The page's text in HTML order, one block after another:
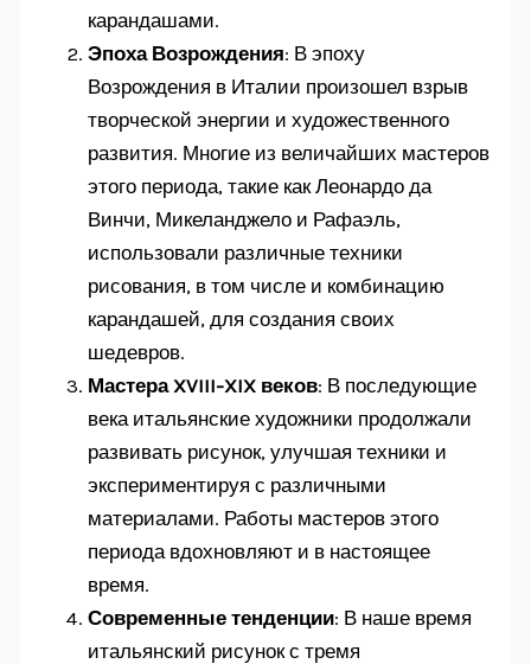
карандашами.
Эпоха Возрождения: В эпоху
Возрождения в Италии произошел взрыв
творческой энергии и художественного
развития. Многие из величайших мастеров
этого периода, такие как Леонардо да
Винчи, Микеланджело и Рафаэль,
использовали различные техники
рисования, в том числе и комбинацию
карандашей, для создания своих
шедевров.
Мастера XVIII-XIX веков: В последующие
века итальянские художники продолжали
развивать рисунок, улучшая техники и
экспериментируя с различными
материалами. Работы мастеров этого
периода вдохновляют и в настоящее
время.
Современные тенденции: В наше время
итальянский рисунок с тремя